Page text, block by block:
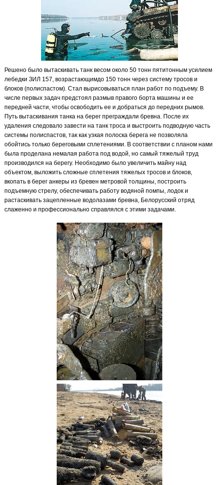
Решено было вытаскивать танк весом около 50 тонн пятитонным усилием
лебедки ЗИЛ 157, возрастающимдо 150 тонн через систему тросов и
блоков (полиспастом). Стал вырисовываться план работ по подъему. В
числе первых задач предстоял размыв правого борта машины и ее
передней части, чтобы освободить ее и добраться до передних рымов.
Путь вытаскивания танка на берег преграждали бревна. После их
удаления следовало завести на танк троса и выстроить подводную часть
системы полиспастов, так как узкая полоска берега не позволяла
обойтись только береговыми сплетениями. В соответствии с планом нами
была проделана немалая работа под водой, но самый тяжелый труд
производился на берегу. Необходимо было увеличить майну над
объектом, выложить сложные сплетения тяжелых тросов и блоков,
вкопать в берег анкеры из бревен метровой толщины, построить
подъемную стрелу, обеспечивать работу водяной помпы, лодок и
растаскивать зацепленные водолазами бревна, Белорусский отряд
слаженно и профессионально справлялся с этими задачами.